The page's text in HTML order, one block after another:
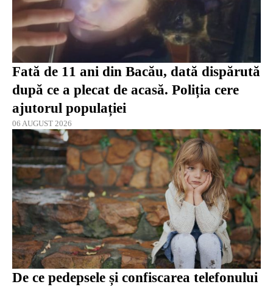
Fată de 11 ani din Bacău, dată dispărută
după ce a plecat de acasă. Poliția cere
ajutorul populației
06 AUGUST 2026
De ce pedepsele și confiscarea telefonului